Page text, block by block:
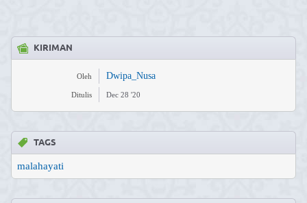
KIRIMAN
Oleh Dwipa_Nusa
Ditulis Dec 28 '20
TAGS
malahayati